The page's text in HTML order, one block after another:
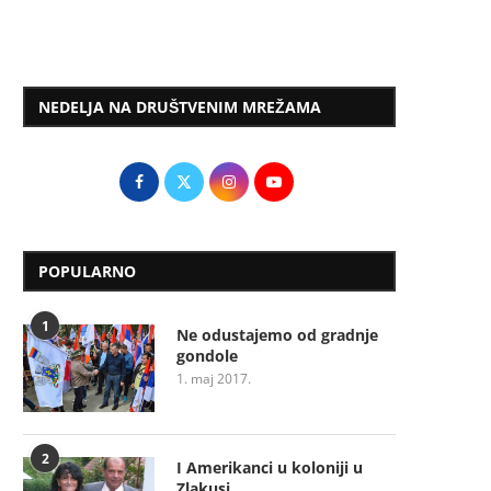
NEDELJA NA DRUŠTVENIM MREŽAMA
POPULARNO
1
Ne odustajemo od gradnje
gondole
1. maj 2017.
2
I Amerikanci u koloniji u